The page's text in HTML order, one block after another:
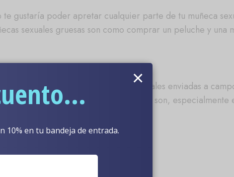
gustaría poder apretar cualquier parte de tu muñeca
sexuales gruesas son como comprar un peluche y una
te preguntes si eran mujeres reales enviadas a
pero todas nuestras muñecas lo son, especialmente
10% en tu bandeja de entrada.
×